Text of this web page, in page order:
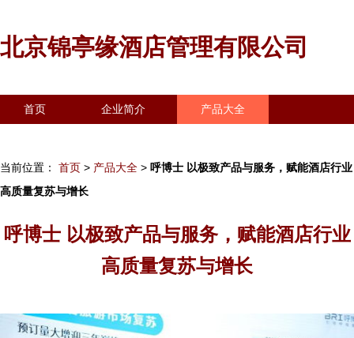
北京锦亭缘酒店管理有限公司
首页 企业简介 产品大全
当前位置： 首页 > 产品大全 > 呼博士 以极致产品与服务，赋能酒店行业
高质量复苏与增长
呼博士 以极致产品与服务，赋能酒店行业
高质量复苏与增长